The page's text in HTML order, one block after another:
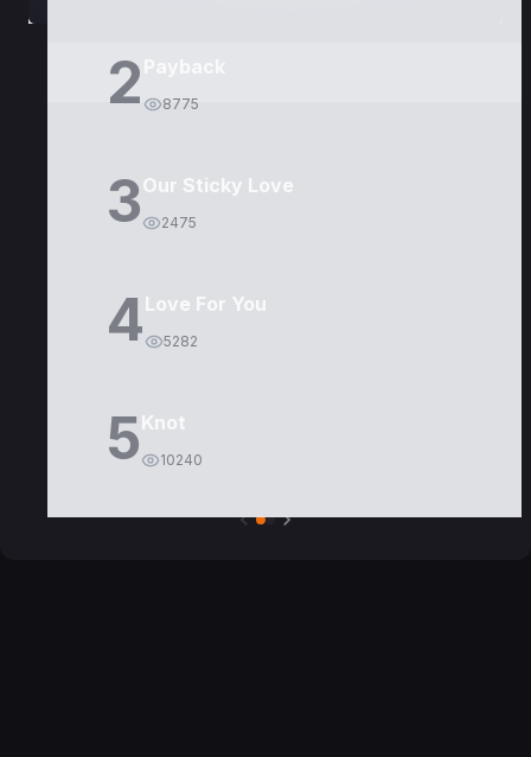
2 8775
3Our Sticky Love
2475
4Love For You
5282
5Knot
10240